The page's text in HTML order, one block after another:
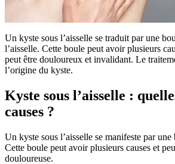
Un kyste sous l’aisselle se traduit par une
l’aisselle. Cette boule peut avoir plusieurs
peut être douloureux et invalidant. Le
l’origine du kyste.
Kyste sous l’aisselle :
causes ?
Un kyste sous l’aisselle se manifeste par une
Cette boule peut avoir plusieurs causes et
douloureuse.